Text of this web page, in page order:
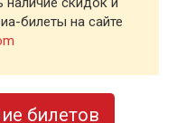
билеты на сайте
билетов